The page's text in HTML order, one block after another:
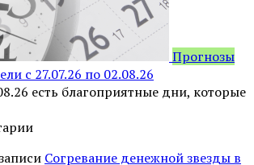
Прогнозы
с 27.07.26 по 02.08.26
есть благоприятные дни, которые
Согревание денежной звезды в